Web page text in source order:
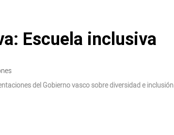
Escuela inclusiva
del Gobierno vasco sobre diversidad e inclusión